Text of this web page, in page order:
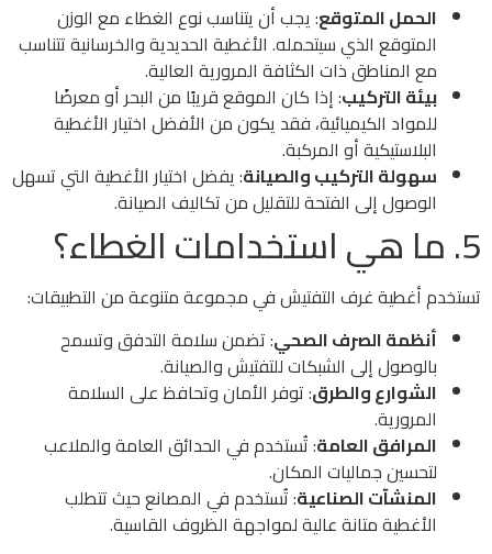
الحمل المتوقع: يجب أن يتناسب نوع الغطاء مع الوزن
المتوقع الذي سيتحمله. الأغطية الحديدية والخرسانية تتناسب
مع المناطق ذات الكثافة المرورية العالية.
بيئة التركيب: إذا كان الموقع قريبًا من البحر أو معرضًا
للمواد الكيميائية، فقد يكون من الأفضل اختيار الأغطية
البلاستيكية أو المركبة.
سهولة التركيب والصيانة: يفضل اختيار الأغطية التي تسهل
الوصول إلى الفتحة للتقليل من تكاليف الصيانة.
5. ما هي استخدامات الغطاء؟
تستخدم أغطية غرف التفتيش في مجموعة متنوعة من التطبيقات:
أنظمة الصرف الصحي: تضمن سلامة التدفق وتسمح
بالوصول إلى الشبكات للتفتيش والصيانة.
الشوارع والطرق: توفر الأمان وتحافظ على السلامة
المرورية.
المرافق العامة: تُستخدم في الحدائق العامة والملاعب
لتحسين جماليات المكان.
المنشآت الصناعية: تُستخدم في المصانع حيث تتطلب
الأغطية متانة عالية لمواجهة الظروف القاسية.